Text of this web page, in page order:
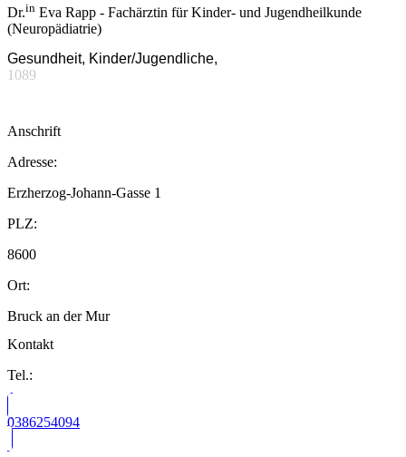
Dr.in Eva Rapp - Fachärztin für Kinder- und Jugendheilkunde
(Neuropädiatrie)
Gesundheit, Kinder/Jugendliche,
1089
Anschrift
Adresse:
Erzherzog-Johann-Gasse 1
PLZ:
8600
Ort:
Bruck an der Mur
Kontakt
Tel.:
0386254094